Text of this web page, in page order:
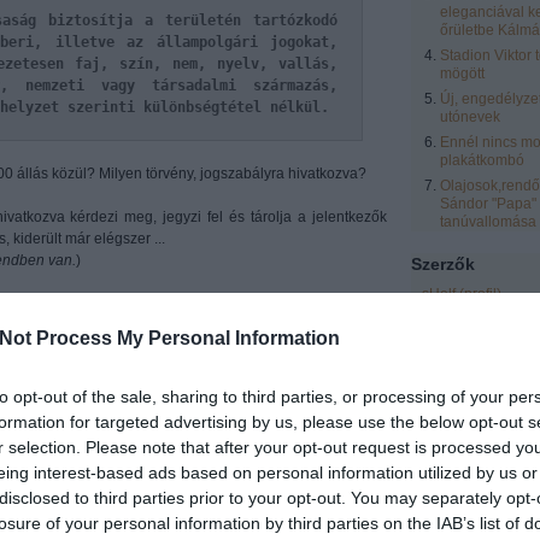
Process My Personal Information
opt-out of the sale, sharing to third parties, or processing of your
for targeted advertising by us, please use the below opt-out
selection. Please note that after your opt-out request is processed
interest-based ads based on personal information utilized by us
to third parties prior to your opt-out. You may separately
of your personal information by third parties on the IAB’s list of
biztosítja a területén tartózkodó
illetve az állampolgári jogokat,
faj, szín, nem, nyelv, vallás,
nemzeti vagy társadalmi származás,
helyzet szerinti különbségtétel nélkül.
állás közül? Milyen törvény, jogszabályra hivatkozva?
kérdezi meg, jegyzi fel és tárolja a jelentkezők
kiderült már elégszer ...
van.)
magyar, szlovák, sváb, örmény, roma nemzetiségű a
megkérdezik, akkor faarccal azt kell mondani:igen,
vagy, akkor is! És ha emaitt nem kapod meg az állást,
A fagyi visszanyal.
nép blog levelezett vele):
eleganciával
őrületbe
Stadion Viktor
mögött
Új,
utónevek
Ennél nincs
plakátkombó
Sándor "Papa"
tanúvallomása
Szerzők
sHelf (profil)
Vendégblgr ( profil
Rozsnyai Zsolt (
LCsilla16 (profil)